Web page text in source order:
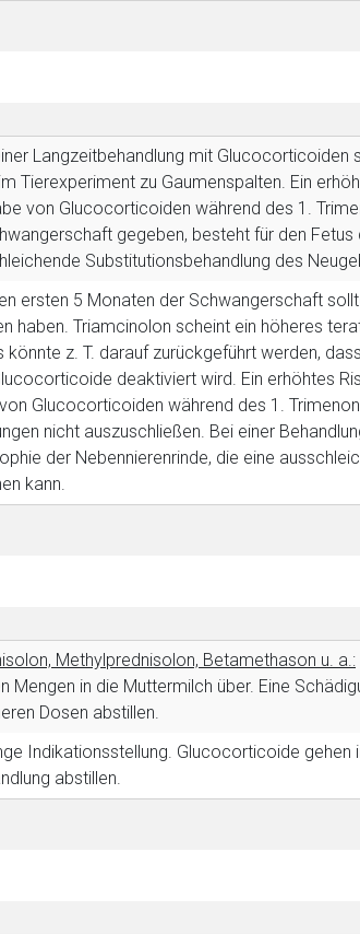
Langzeitbehandlung mit
Tierexperiment zu Gaumenspalten. Ein
von Glucocorticoiden während des 1.
gegeben, besteht für den Fetus
Substitutionsbehandlung des
ersten 5 Monaten der Schwangerschaft
haben. Triamcinolon scheint ein höheres
z. T. darauf zurückgeführt werden,
deaktiviert wird. Ein erhöhtes
Glucocorticoiden während des 1.
nicht auszuschließen. Bei einer
der Nebennierenrinde, die eine
kann.
Methylprednisolon, Betamethason u. a.:
Mengen in die Muttermilch über. Eine
Dosen abstillen.
Indikationsstellung. Glucocorticoide gehen
abstillen.
Datenschutzbestimmungen.